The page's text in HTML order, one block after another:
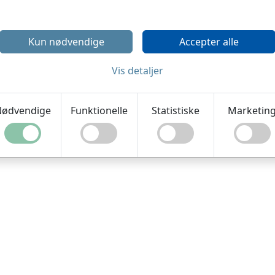
Kun nødvendige Accepter alle
Vis detaljer
Funktionelle Statistiske